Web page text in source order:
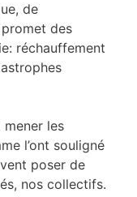
de
des
réchauffement
les
l’ont souligné
poser de
nos collectifs.